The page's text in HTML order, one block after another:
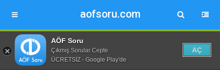
aofsoru.com
AÖF Soru
Çıkmış Sorular Cepte
ÜCRETSİZ - Google Play'de
AÇ